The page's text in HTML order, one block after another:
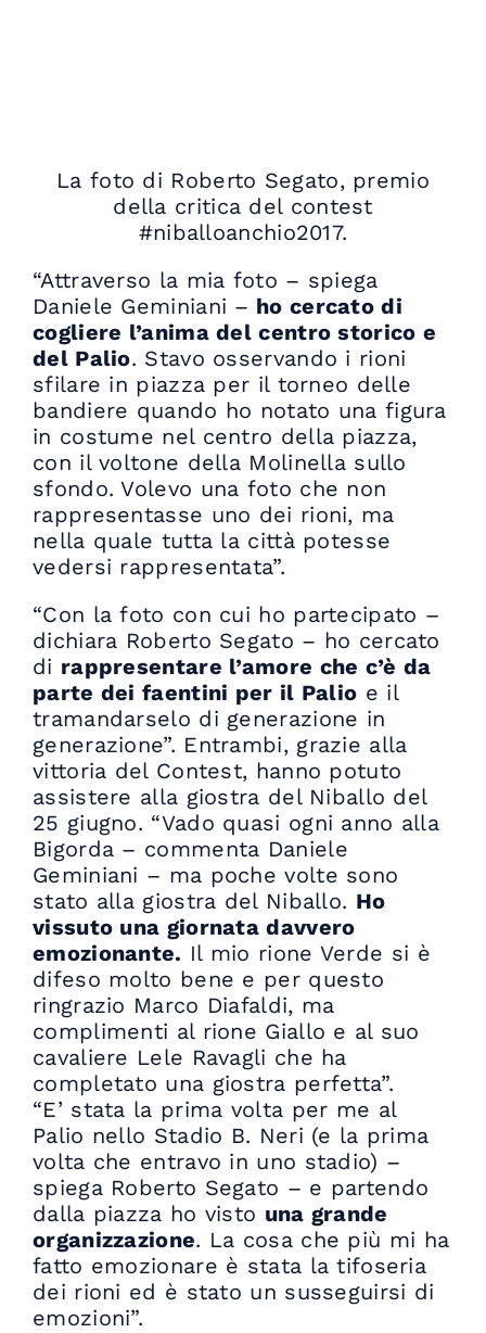
La foto di Roberto Segato, premio
della critica del contest
#niballoanchio2017.
“Attraverso la mia foto – spiega
Daniele Geminiani – ho cercato di
cogliere l’anima del centro storico e
del Palio. Stavo osservando i rioni
sfilare in piazza per il torneo delle
bandiere quando ho notato una figura
in costume nel centro della piazza,
con il voltone della Molinella sullo
sfondo. Volevo una foto che non
rappresentasse uno dei rioni, ma
nella quale tutta la città potesse
vedersi rappresentata”.
“Con la foto con cui ho partecipato –
dichiara Roberto Segato – ho cercato
di rappresentare l’amore che c’è da
parte dei faentini per il Palio e il
tramandarselo di generazione in
generazione”. Entrambi, grazie alla
vittoria del Contest, hanno potuto
assistere alla giostra del Niballo del
25 giugno. “Vado quasi ogni anno alla
Bigorda – commenta Daniele
Geminiani – ma poche volte sono
stato alla giostra del Niballo. Ho
vissuto una giornata davvero
emozionante. Il mio rione Verde si è
difeso molto bene e per questo
ringrazio Marco Diafaldi, ma
complimenti al rione Giallo e al suo
cavaliere Lele Ravagli che ha
completato una giostra perfetta”.
“E’ stata la prima volta per me al
Palio nello Stadio B. Neri (e la prima
volta che entravo in uno stadio) –
spiega Roberto Segato – e partendo
dalla piazza ho visto una grande
organizzazione. La cosa che più mi ha
fatto emozionare è stata la tifoseria
dei rioni ed è stato un susseguirsi di
emozioni”.